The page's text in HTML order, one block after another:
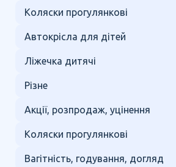
Коляски прогулянкові
Автокрісла для дітей
Ліжечка дитячі
Різне
Акції, розпродаж, уцінення
Коляски прогулянкові
Вагітність, годування, догляд